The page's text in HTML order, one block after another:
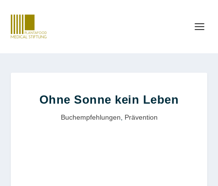
Ohne Sonne kein Leben
Buchempfehlungen Prävention